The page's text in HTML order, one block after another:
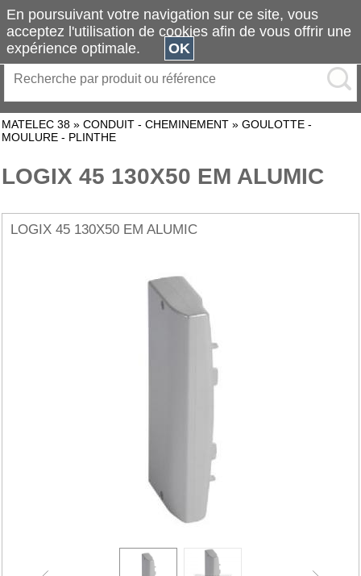
MATELEC 38 » CONDUIT - CHEMINEMENT » GOULOTTE -
MOULURE - PLINTHE
LOGIX 45 130X50 EM ALUMIC
LOGIX 45 130X50 EM ALUMIC
En poursuivant votre navigation sur ce site, vous
acceptez l'utilisation de cookies afin de vous offrir une
expérience optimale.
OK